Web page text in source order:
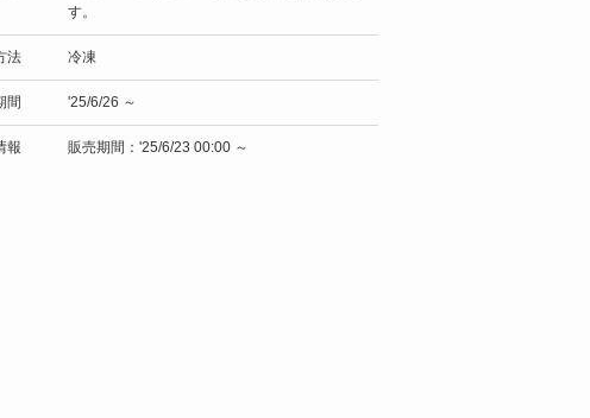
す。
法 冷凍
間 '25/6/26 ～
報 販売期間：'25/6/23 00:00 ～